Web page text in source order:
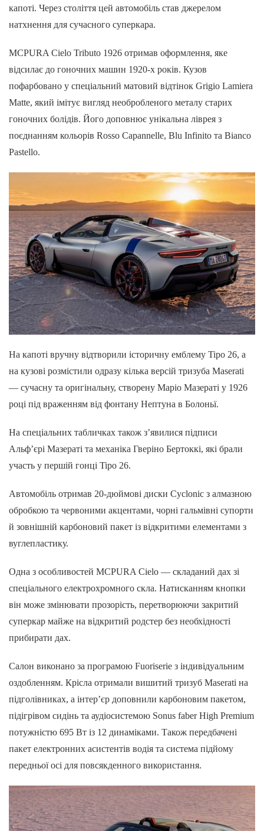
капоті. Через століття цей автомобіль став джерелом
натхнення для сучасного суперкара.
MCPURA Cielo Tributo 1926 отримав оформлення, яке
відсилає до гоночних машин 1920-х років. Кузов
пофарбовано у спеціальний матовий відтінок Grigio Lamiera
Matte, який імітує вигляд необробленого металу старих
гоночних болідів. Його доповнює унікальна ліврея з
поєднанням кольорів Rosso Capannelle, Blu Infinito та Bianco
Pastello.
На капоті вручну відтворили історичну емблему Tipo 26, а
на кузові розмістили одразу кілька версій тризуба Maserati
— сучасну та оригінальну, створену Маріо Мазераті у 1926
році під враженням від фонтану Нептуна в Болоньї.
На спеціальних табличках також з’явилися підписи
Альф’єрі Мазераті та механіка Гверіно Бертоккі, які брали
участь у першій гонці Tipo 26.
Автомобіль отримав 20-дюймові диски Cyclonic з алмазною
обробкою та червоними акцентами, чорні гальмівні супорти
й зовнішній карбоновий пакет із відкритими елементами з
вуглепластику.
Одна з особливостей MCPURA Cielo — складаний дах зі
спеціального електрохромного скла. Натисканням кнопки
він може змінювати прозорість, перетворюючи закритий
суперкар майже на відкритий родстер без необхідності
прибирати дах.
Салон виконано за програмою Fuoriserie з індивідуальним
оздобленням. Крісла отримали вишитий тризуб Maserati на
підголівниках, а інтер’єр доповнили карбоновим пакетом,
підігрівом сидінь та аудіосистемою Sonus faber High Premium
потужністю 695 Вт із 12 динаміками. Також передбачені
пакет електронних асистентів водія та система підйому
передньої осі для повсякденного використання.